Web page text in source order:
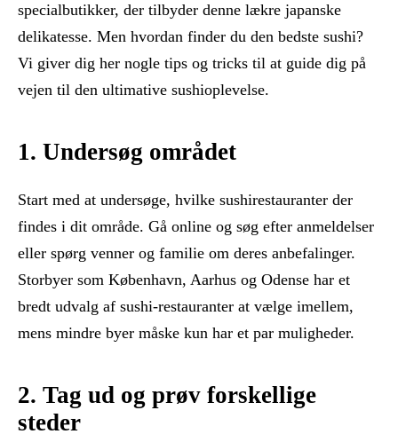
specialbutikker, der tilbyder denne lækre japanske
delikatesse. Men hvordan finder du den bedste sushi?
Vi giver dig her nogle tips og tricks til at guide dig på
vejen til den ultimative sushioplevelse.
1. Undersøg området
Start med at undersøge, hvilke sushirestauranter der
findes i dit område. Gå online og søg efter anmeldelser
eller spørg venner og familie om deres anbefalinger.
Storbyer som København, Aarhus og Odense har et
bredt udvalg af sushi-restauranter at vælge imellem,
mens mindre byer måske kun har et par muligheder.
2. Tag ud og prøv forskellige
steder